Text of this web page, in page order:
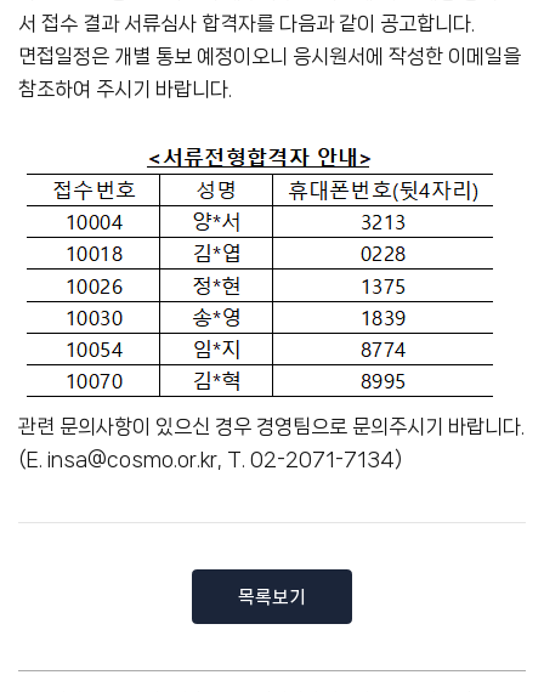
서 접수 결과 서류심사 합격자를 다음과 같이 공고합니다.
면접일정은 개별 통보 예정이오니 응시원서에 작성한 이메일을
참조하여 주시기 바랍니다.
관련 문의사항이 있으신 경우 경영팀으로 문의주시기 바랍니다.
(E. insa@cosmo.or.kr, T. 02-2071-7134)
목록보기